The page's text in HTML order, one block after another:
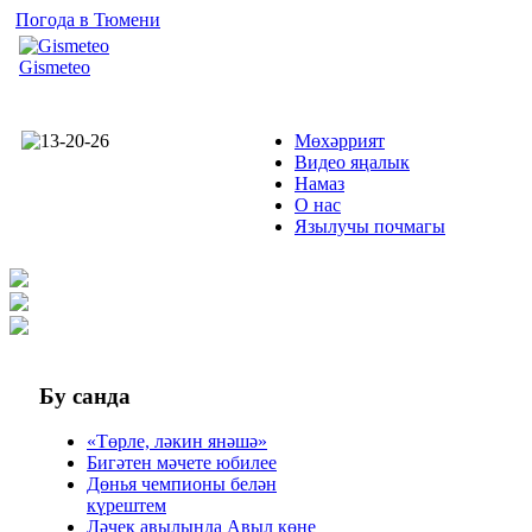
Погода в Тюмени
Gismeteo
Мөхәррият
Видео яңалык
Намаз
О нас
Язылучы почмагы
Бу санда
«Төрле, ләкин янәшә»
Бигәтен мәчете юбилее
Дөнья чемпионы белән
күрештем
Ләчек авылында Авыл көне